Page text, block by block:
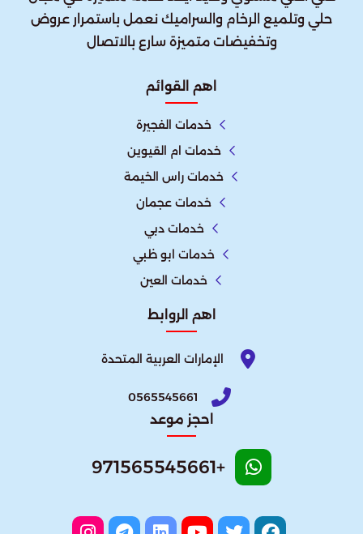
حلي وتلميع الرخام والسراميك نعمل باستمرار عروض
وتخفيضات متميزة سارع بالاتصال
اهم القوائم
خدمات الفجيرة
خدمات ام القيوين
خدمات راس الخيمة
خدمات عجمان
خدمات دبي
خدمات ابو ظبي
خدمات العين
اهم الروابط
الإمارات العربية المتحدة​
0565545661
احجز موعد
+971565545661